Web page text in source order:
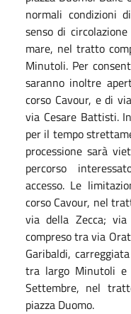
normali condizioni
senso di
mare, nel tratto
Minutoli. Per
saranno inoltre
corso Cavour, e di
via Cesare Battisti.
per il tempo
processione sarà
percorso
accesso. Le
corso Cavour, nel
via della Zecca;
compreso tra via
Garibaldi,
tra largo Minutoli e
Settembre, nel
piazza Duomo.